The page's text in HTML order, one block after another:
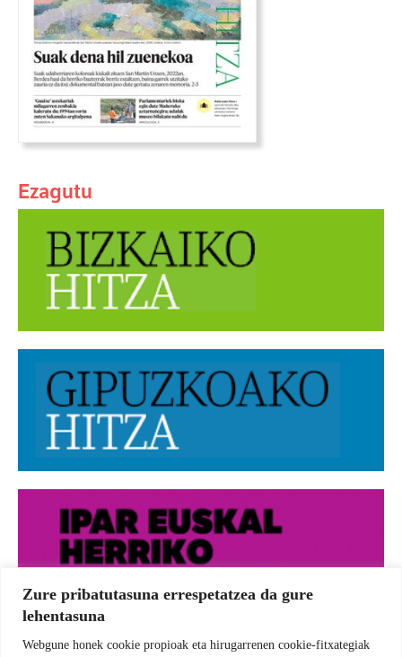
Zure pribatutasuna errespetatzea da gure
lehentasuna
Webgune honek cookie propioak eta hirugarrenen cookie-fitxategiak
Ezagutu